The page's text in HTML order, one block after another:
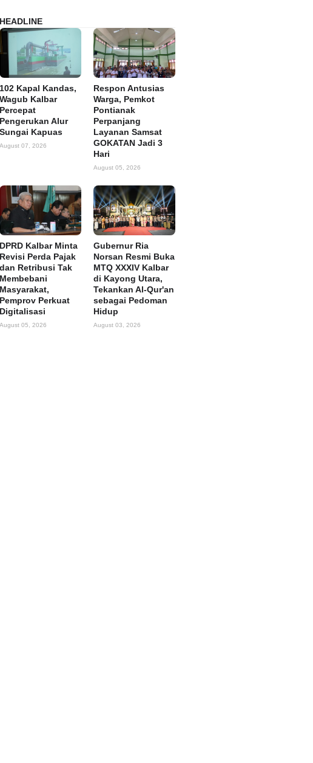
HEADLINE
102 Kapal Kandas,
Wagub Kalbar
Percepat
Pengerukan Alur
Sungai Kapuas
August 07, 2026
Respon Antusias
Warga, Pemkot
Pontianak
Perpanjang
Layanan Samsat
GOKATAN Jadi 3
Hari
August 05, 2026
DPRD Kalbar Minta
Revisi Perda Pajak
dan Retribusi Tak
Membebani
Masyarakat,
Pemprov Perkuat
Digitalisasi
August 05, 2026
Gubernur Ria
Norsan Resmi Buka
MTQ XXXIV Kalbar
di Kayong Utara,
Tekankan Al-Qur'an
sebagai Pedoman
Hidup
August 03, 2026